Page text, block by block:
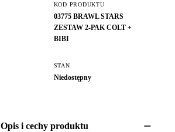
KOD PRODUKTU
03775 BRAWL STARS
ZESTAW 2-PAK COLT +
BIBI
STAN
Niedostępny
Opis i cechy produktu